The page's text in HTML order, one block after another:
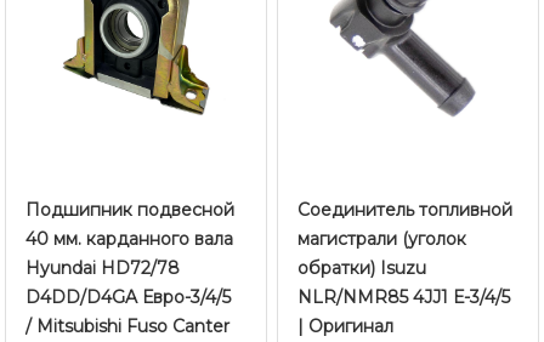
Подшипник подвесной
40 мм. карданного вала
Hyundai HD72/78
D4DD/D4GA Евро-3/4/5
/ Mitsubishi Fuso Canter
Соединитель топливной
магистрали (уголок
обратки) Isuzu
NLR/NMR85 4JJ1 Е-3/4/5
| Оригинал